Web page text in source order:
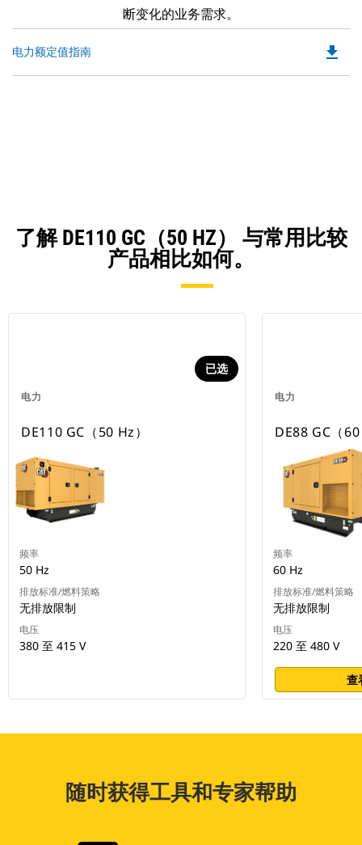
断变化的业务需求。
电力额定值指南 file_download
了解 DE110 GC（50 HZ） 与常用比较
产品相比如何。
电力
已选
DE110 GC（50 Hz）
频率
50 Hz
排放标准/燃料策略
无排放限制
电压
380 至 415 V
电力
DE88 GC（
频率
60 Hz
排放标准/燃料策略
无排放限制
电压
220 至 480 V
查
随时获得工具和专家帮助